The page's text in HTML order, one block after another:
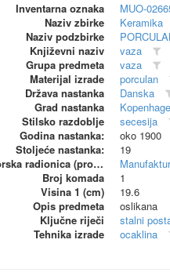
Inventarna oznaka
MUO-
Naziv zbirke
Keramika
Naziv podzbirke
Književni naziv
vaza
Grupa predmeta
vaza
Materijal izrade
porculan
Država nastanka
Danska
Grad nastanka
Stilsko razdoblje
secesija
Godina nastanka:
oko 1900
Stoljeće nastanka:
19
Autorska radionica (proizvođač)
Broj komada
1
Visina 1 (cm)
19.6
Opis predmeta
oslikana
Ključne riječi
stalni
Tehnika izrade
ocaklina